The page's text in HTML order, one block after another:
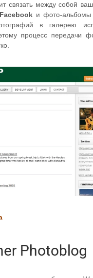
связать между собой
Facebookи фото-альбомы
в галерею
процесс передачи
Photoblog